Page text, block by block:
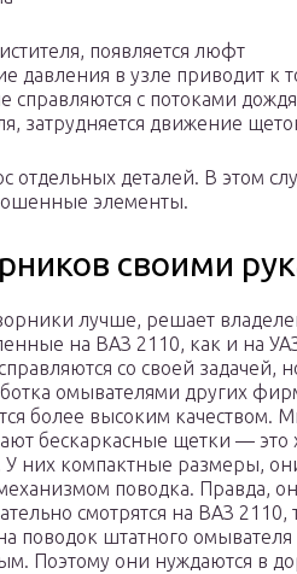
появляется люфт
давления в узле приводит к
справляются с потоками
затрудняется движение
отдельных деталей. В этом
элементы.
своими
лучше, решает
на ВАЗ 2110, как и на
со своей задачей,
омывателями других
более высоким качеством.
бескаркасные щетки —
У них компактные размеры,
поводка. Правда,
смотрятся на ВАЗ 2110,
поводок штатного омывателя
Поэтому они нуждаются в